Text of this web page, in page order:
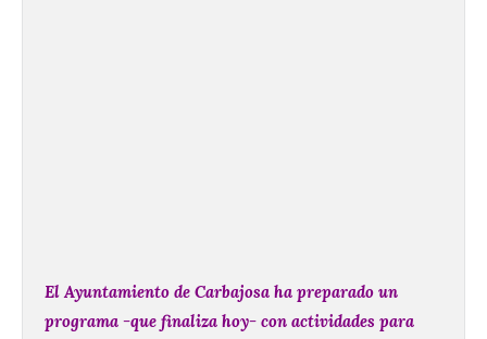
El Ayuntamiento de Carbajosa ha preparado un
programa -que finaliza hoy- con actividades para